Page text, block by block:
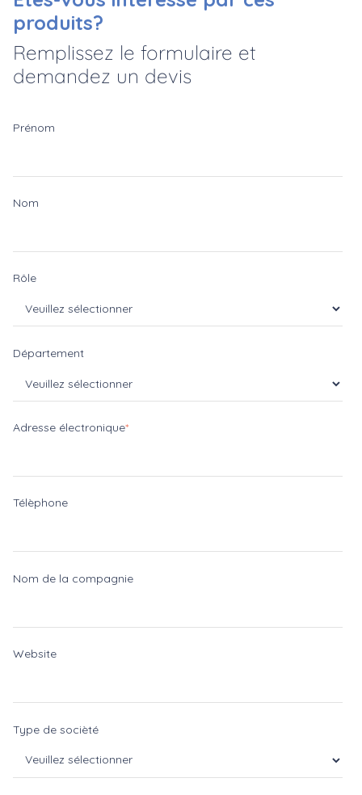
produits?
Remplissez le formulaire et
demandez un devis
Prénom
Nom
Rôle
Département
Adresse électronique*
Télèphone
Nom de la compagnie
Website
Type de socièté